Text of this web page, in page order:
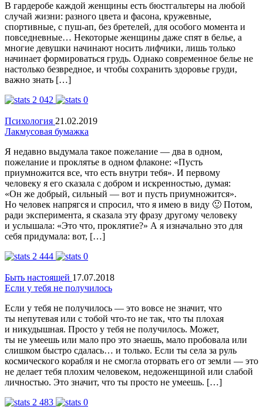
В гардеробе каждой женщины есть бюстгальтеры на любой
случай жизни: разного цвета и фасона, кружевные,
спортивные, с пуш-ап, без бретелей, для особого момента и
повседневные… Некоторые женщины даже спят в белье, а
многие девушки начинают носить лифчики, лишь только
начинает формироваться грудь. Однако современное белье не
настолько безвредное, и чтобы сохранить здоровье груди,
важно знать […]
2 042
0
Психология 21.02.2019
Лакмусовая бумажка
Я недавно выдумала такое пожелание — два в одном,
пожелание и проклятье в одном флаконе: «Пусть
приумножится все, что есть внутри тебя». И первому
человеку я его сказала с добром и искренностью, думая:
«Он же добрый, сильный — вот и пусть приумножится».
Но человек напрягся и спросил, что я имею в виду 🙂 Потом,
ради эксперимента, я сказала эту фразу другому человеку
и услышала: «Это что, проклятие?» А я изначально это для
себя придумала: вот, […]
2 444
0
Быть настоящей 17.07.2018
Если у тебя не получилось
Если у тебя не получилось — это вовсе не значит, что
ты непутевая или с тобой что-то не так, что ты плохая
и никудышная. Просто у тебя не получилось. Может,
ты не умеешь или мало про это знаешь, мало пробовала или
слишком быстро сдалась… и только. Если ты села за руль
космического корабля и не смогла оторвать его от земли — это
не делает тебя плохим человеком, недоженщиной или слабой
личностью. Это значит, что ты просто не умеешь. […]
2 483
0